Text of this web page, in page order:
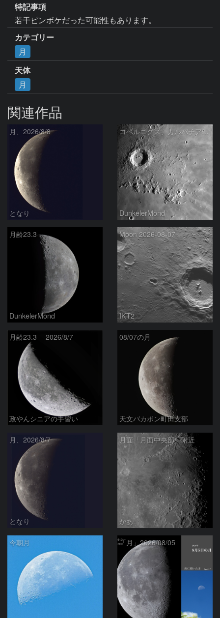
特記事項
若干ピンボケだった可能性もあります。
カテゴリー
月
天体
月
関連作品
月、2026/8/8
となり
コペルニクス、カルパチア山脈付近
DunkelerMond
月齢23.3
DunkelerMond
Moon 2026-08-07
IKT2
月齢23.3 2026/8/7
政やんシニアの手習い
08/07の月
天文バカボン町田支部
月、2026/8/7
となり
月面「月面中央部」附近
かあ
今朝月 「月」2026/08/05